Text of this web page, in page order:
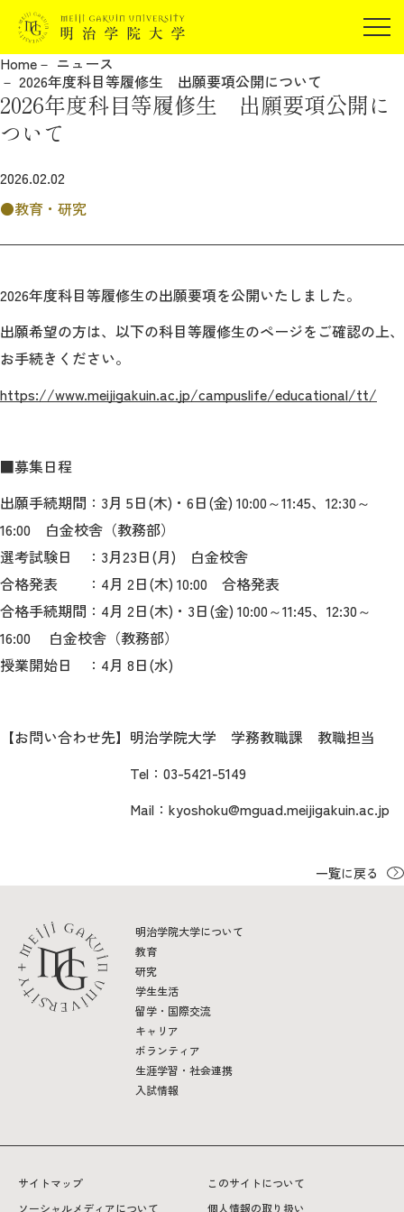
在学生の方
卒業生の方
受験生の方
卒業生の方
保証人の方
報道関係の方
明治学院大学について
学生生活
留学・国際交流
キャリア
ボランティア
生涯学習・社会連携
入試情報サイト
MGグッズ オンラインショップ
（外部サイト）
キャンパス
Home
ニュース
2026年度科目等履修生 出願要項公開について
2026年度科目等履修生 出願要項公開に
ついて
2026.02.02
教育・研究
2026年度科目等履修生の出願要項を公開いたしました。
出願希望の方は、以下の科目等履修生のページをご確認の上、
お手続きください。
https://www.meijigakuin.ac.jp/campuslife/educational/tt/
■募集日程
出願手続期間：3月 5日(木)・6日(金) 10:00～11:45、12:30～
16:00 白金校舎（教務部）
選考試験日 ：3月23日(月) 白金校舎
合格発表 ：4月 2日(木) 10:00 合格発表
合格手続期間：4月 2日(木)・3日(金) 10:00～11:45、12:30～
16:00 白金校舎（教務部）
授業開始日 ：4月 8日(水)
【お問い合わせ先】明治学院大学 学務教職課 教職担当
Tel：03-5421-5149
Mail：kyoshoku@mguad.meijigakuin.ac.jp
一覧に戻る
明治学院大学について
教育
研究
学生生活
留学・国際交流
キャリア
ボランティア
生涯学習・社会連携
入試情報
サイトマップ
このサイトについて
ソーシャルメディアについて
個人情報の取り扱い